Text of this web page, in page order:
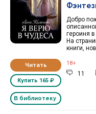
Читать
Купить 165 ₽
В библиотеку
Добро
героиня
На
книги,
18+
11